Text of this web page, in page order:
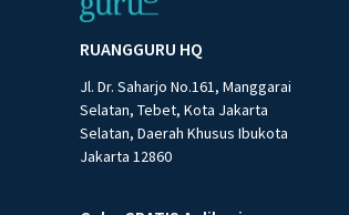
RUANGGURU HQ
Jl. Dr. Saharjo No.161, Manggarai
Selatan, Tebet, Kota Jakarta
Selatan, Daerah Khusus Ibukota
Jakarta 12860